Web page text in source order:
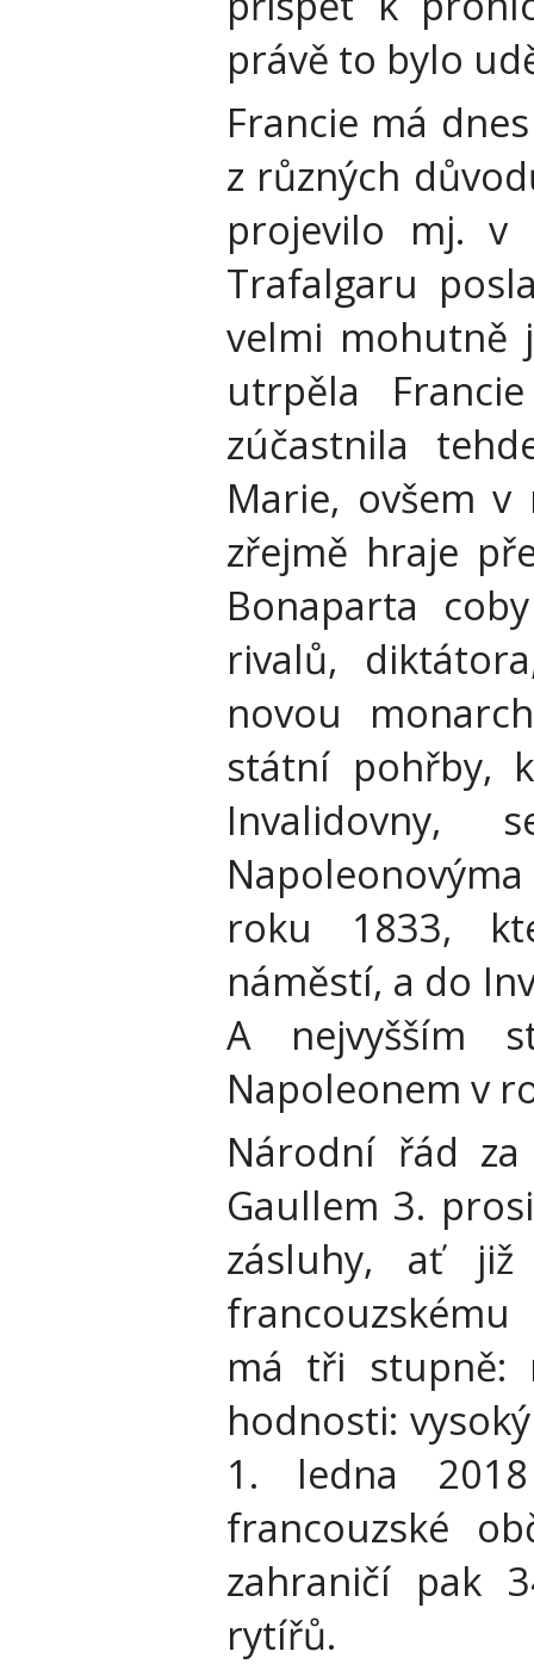
právě to bylo
Francie má
z různých
projevilo mj. v
Trafalgaru
velmi mohutně
utrpěla
zúčastnila
Marie, ovšem
zřejmě hraje
Bonaparta
rivalů,
novou
státní pohřby,
Invalidovny,
roku 1833,
náměstí, a do
A nejvyšším
Napoleonem v
Národní řád
Gaullem 3.
zásluhy, ať již
má tři stupně:
hodnosti:
1. ledna
francouzské
zahraničí pak
rytířů.